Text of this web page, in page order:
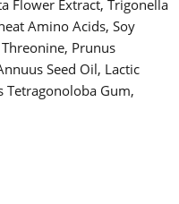
Flower Extract, Trigonella
Amino Acids, Soy
Prunus
Seed Oil, Lactic
Tetragonoloba Gum,